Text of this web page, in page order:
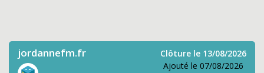
jordannefm.fr
Clôture le 13/08/2026
Ajouté le 07/08/2026